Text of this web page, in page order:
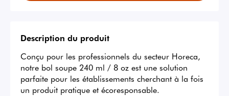
Description du produit
Conçu pour les professionnels du secteur Horeca,
notre bol soupe 240 ml / 8 oz est une solution
parfaite pour les établissements cherchant à la fois
un produit pratique et écoresponsable.